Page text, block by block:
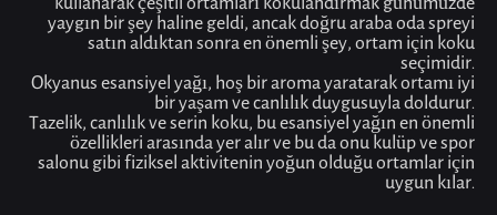
kullanarak çeşitli ortamları kokulandırmak günümüzde
yaygın bir şey haline geldi, ancak doğru araba oda spreyi
satın aldıktan sonra en önemli şey, ortam için koku
seçimidir.
Okyanus esansiyel yağı, hoş bir aroma yaratarak ortamı iyi
bir yaşam ve canlılık duygusuyla doldurur.
Tazelik, canlılık ve serin koku, bu esansiyel yağın en önemli
özellikleri arasında yer alır ve bu da onu kulüp ve spor
salonu gibi fiziksel aktivitenin yoğun olduğu ortamlar için
uygun kılar.